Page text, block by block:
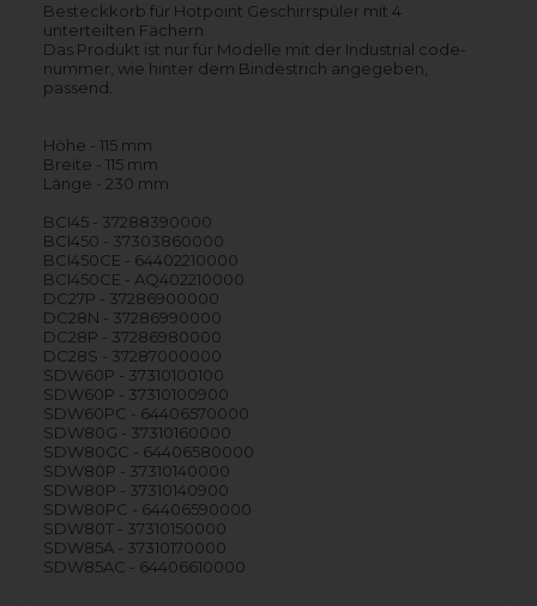
Besteckkorb für Hotpoint Geschirrspüler mit 4
unterteilten Fächern.
Das Produkt ist nur für Modelle mit der Industrial code-
nummer, wie hinter dem Bindestrich angegeben,
passend.
Höhe - 115 mm
Breite - 115 mm
Länge - 230 mm
BCI45 - 37288390000
BCI450 - 37303860000
BCI450CE - 64402210000
BCI450CE - AQ402210000
DC27P - 37286900000
DC28N - 37286990000
DC28P - 37286980000
DC28S - 37287000000
SDW60P - 37310100100
SDW60P - 37310100900
SDW60PC - 64406570000
SDW80G - 37310160000
SDW80GC - 64406580000
SDW80P - 37310140000
SDW80P - 37310140900
SDW80PC - 64406590000
SDW80T - 37310150000
SDW85A - 37310170000
SDW85AC - 64406610000